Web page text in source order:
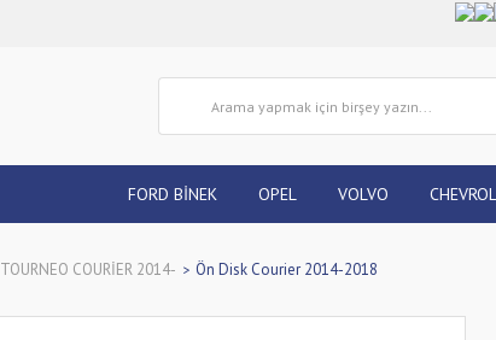
FORD BİNEK OPEL VOLVO
TOURNEO COURİER 2014- Ön Disk Courier 2014-2018